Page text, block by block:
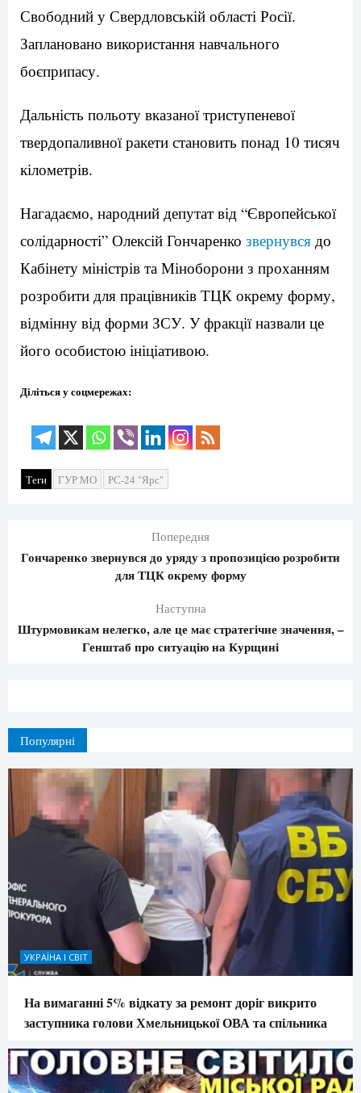
Свободний у Свердловській області Росії.
Заплановано використання навчального
боєприпасу.
Дальність польоту вказаної триступеневої
твердопаливної ракети становить понад 10 тисяч
кілометрів.
Нагадаємо, народний депутат від “Європейської
солідарності” Олексій Гончаренко звернувся до
Кабінету міністрів та Міноборони з проханням
розробити для працівників ТЦК окрему форму,
відмінну від форми ЗСУ. У фракції назвали це
його особистою ініціативою.
Діліться у соцмережах:
Теги ГУР МО РС-24 "Ярс"
Попередня
Гончаренко звернувся до уряду з пропозицією розробити
для ТЦК окрему форму
Наступна
Штурмовикам нелегко, але це має стратегічне значення, –
Генштаб про ситуацію на Курщині
Популярні
УКРАЇНА І СВІТ
На вимаганні 5% відкату за ремонт доріг викрито
заступника голови Хмельницької ОВА та спільника